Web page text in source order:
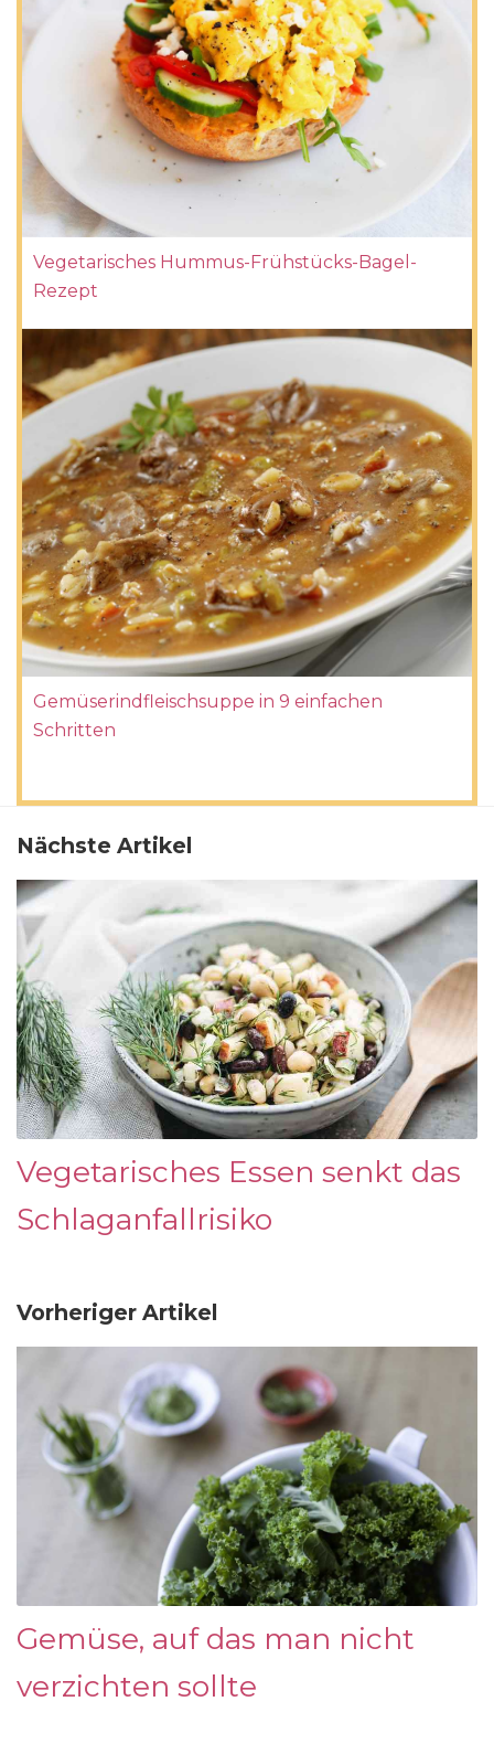
Vegetarisches Hummus-Frühstücks-Bagel-
Rezept
Gemüserindfleischsuppe in 9 einfachen
Schritten
Nächste Artikel
Vegetarisches Essen senkt das
Schlaganfallrisiko
Vorheriger Artikel
Gemüse, auf das man nicht
verzichten sollte